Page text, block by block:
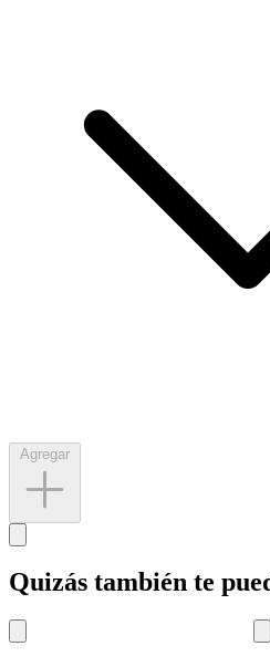
Quizás también te